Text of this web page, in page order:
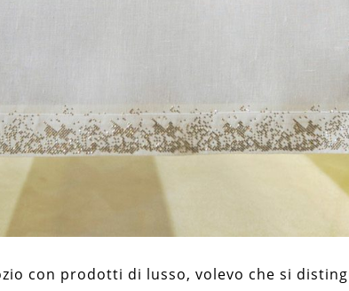
con prodotti di lusso, volevo che si